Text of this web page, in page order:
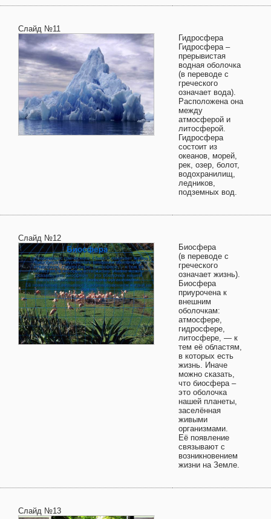
Слайд №11
Гидросфера
Гидросфера –
прерывистая
водная оболочка
(в переводе с
греческого
означает вода).
Расположена она
между
атмосферой и
литосферой.
Гидросфера
состоит из
океанов, морей,
рек, озер, болот,
водохранилищ,
ледников,
подземных вод.
Слайд №12
Биосфера
(в переводе с
греческого
означает жизнь).
Биосфера
приурочена к
внешним
оболочкам:
атмосфере,
гидросфере,
литосфере, — к
тем её областям,
в которых есть
жизнь. Иначе
можно сказать,
что биосфера –
это оболочка
нашей планеты,
заселённая
живыми
организмами.
Её появление
связывают с
возникновением
жизни на Земле.
Слайд №13